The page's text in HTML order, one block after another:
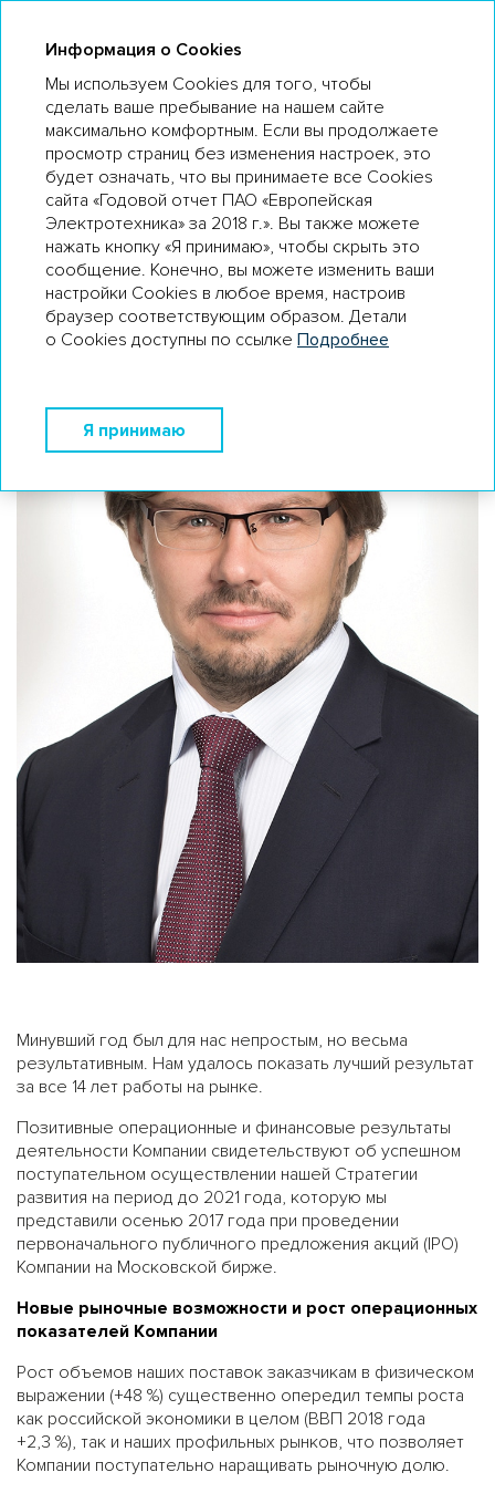
ОБРАЩЕНИЕ ГЕНЕРАЛЬНОГО
ДИРЕКТОРА
Илья Каленков
Генеральный директор
ПАО «Европейская Электротехника»
Минувший год был для нас непростым, но весьма
результативным. Нам удалось показать лучший результат
за все 14 лет работы на рынке.
Позитивные операционные и финансовые результаты
деятельности Компании свидетельствуют об успешном
поступательном осуществлении нашей Стратегии
развития на период до 2021 года, которую мы
представили осенью 2017 года при проведении
первоначального публичного предложения акций (IPO)
Компании на Московской бирже.
Новые рыночные возможности и рост операционных
показателей Компании
Рост объемов наших поставок заказчикам в физическом
выражении (+48 %) существенно опередил темпы роста
как российской экономики в целом (ВВП 2018 года
+2,3 %), так и наших профильных рынков, что позволяет
Компании поступательно наращивать рыночную долю.
Информация о Cookies
Мы используем Cookies для того, чтобы
сделать ваше пребывание на нашем сайте
максимально комфортным. Если вы продолжаете
просмотр страниц без изменения настроек, это
будет означать, что вы принимаете все Cookies
сайта «Годовой отчет ПАО «Европейская
Электротехника» за 2018 г.». Вы также можете
нажать кнопку «Я принимаю», чтобы скрыть это
сообщение. Конечно, вы можете изменить ваши
настройки Cookies в любое время, настроив
браузер соответствующим образом. Детали
о Cookies доступны по ссылке Подробнее
Я принимаю